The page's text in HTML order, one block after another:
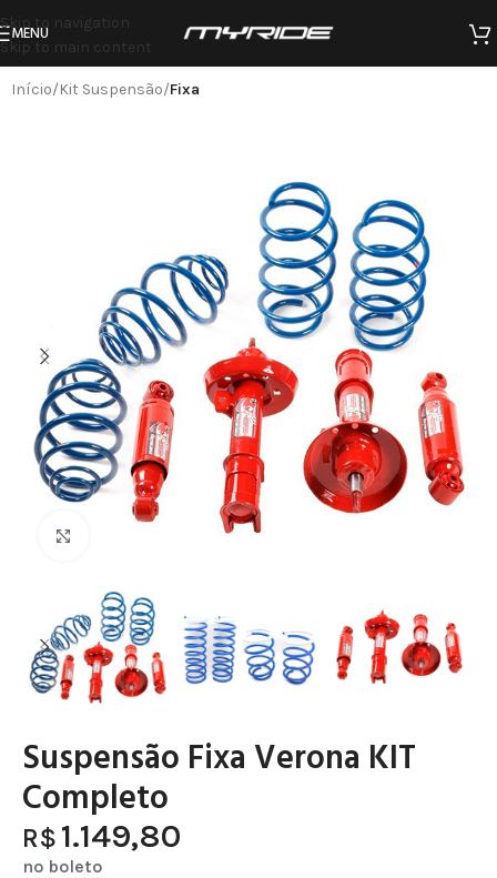
Skip to navigation
Skip to main content
MENU
Início Kit Suspensão Fixa
Suspensão Fixa Verona KIT
Completo
R$ 1.149,80
no boleto